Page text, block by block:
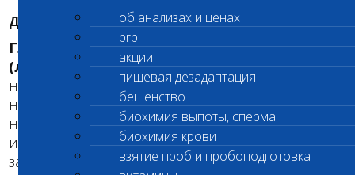
об анализах и ценах
prp
акции
пищевая дезадаптация
бешенство
биохимия выпоты, сперма
биохимия крови
взятие проб и пробоподготовка
ДЛЯ ВЛАДЕЛЬЦЕВ
Глобоидная лейкодистрофия
(лейкодистрофия глобоидных клеток)-
наследственное заболевание собак, вызванное
нарушением функционирования центральной
нервной системы при передаче нервных
импульсов. Клиническими симптомами
заболевания являются потеря координации,